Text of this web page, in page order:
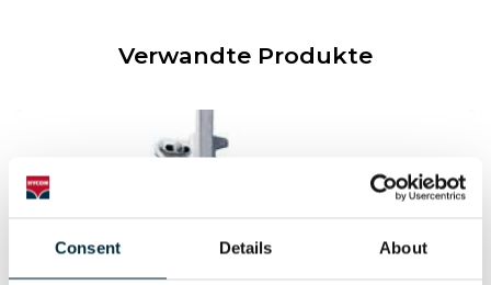
Consent Details About
Verwandte Produkte